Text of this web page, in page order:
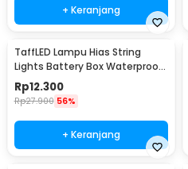
+ Keranjang
TaffLED Lampu Hias String
Lights Battery Box Waterproof
50 LED 5M - G5
Rp12.300
Rp27.900 56%
+ Keranjang